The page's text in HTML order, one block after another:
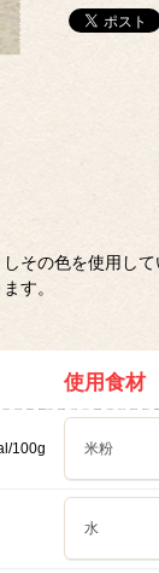
その色を使用し
す。
使用食材
100g 米粉
水